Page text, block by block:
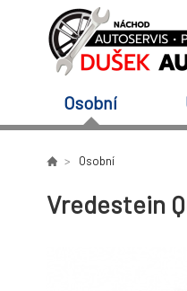
Osobní
Osobní
Vredestein